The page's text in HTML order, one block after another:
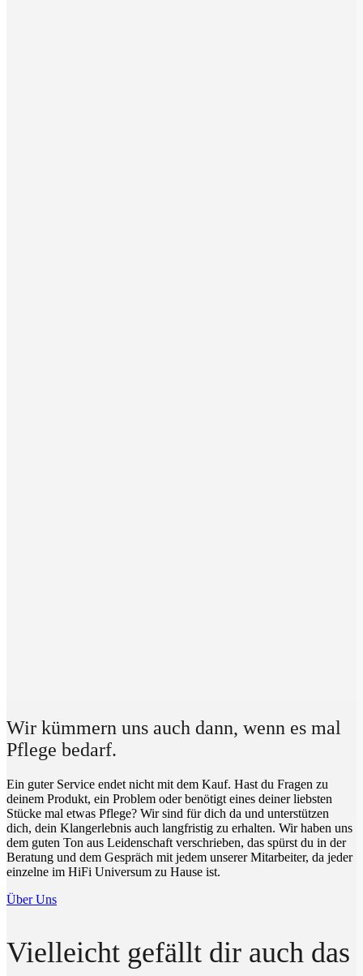
Wir kümmern uns auch dann, wenn es mal
Pflege bedarf.
Ein guter Service endet nicht mit dem Kauf. Hast du Fragen zu
deinem Produkt, ein Problem oder benötigt eines deiner liebsten
Stücke mal etwas Pflege? Wir sind für dich da und unterstützen
dich, dein Klangerlebnis auch langfristig zu erhalten. Wir haben uns
dem guten Ton aus Leidenschaft verschrieben, das spürst du in der
Beratung und dem Gespräch mit jedem unserer Mitarbeiter, da jeder
einzelne im HiFi Universum zu Hause ist.
Über Uns
Vielleicht gefällt dir auch das